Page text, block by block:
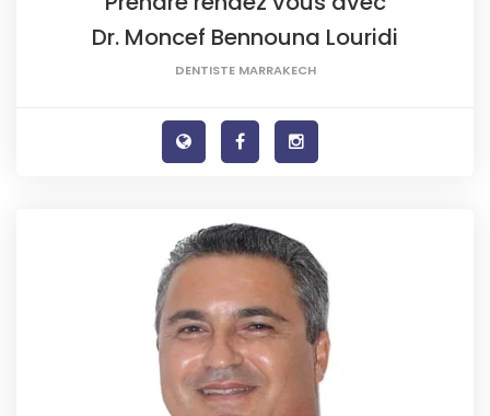
Dr. Moncef Bennouna Louridi
DENTISTE MARRAKECH